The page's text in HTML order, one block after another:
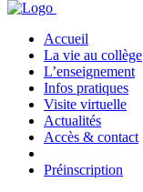
Accueil
La vie au collège
L’enseignement
Infos pratiques
Visite virtuelle
Actualités
Accès & contact
Préinscription